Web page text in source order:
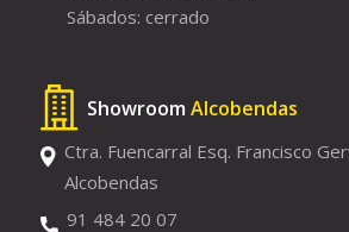
Sábados: cerrado
Showroom Alcobendas
Ctra. Fuencarral Esq. Francisco
Alcobendas
91 484 20 07